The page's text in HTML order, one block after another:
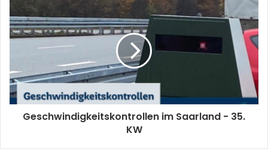
Geschwindigkeitskontrollen im Saarland - 35.
KW